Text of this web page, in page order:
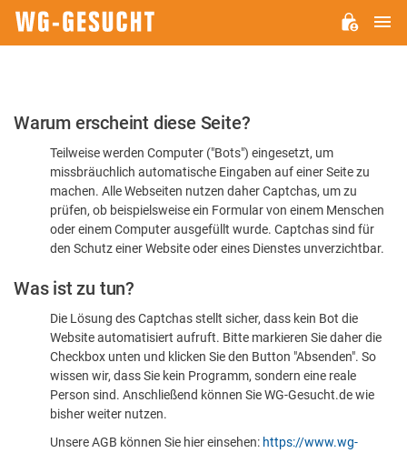
Bitte
dass
sind
Warum erscheint diese Seite?
Teilweise werden Computer ("Bots") eingesetzt, um
missbräuchlich automatische Eingaben auf einer Seite zu
machen. Alle Webseiten nutzen daher Captchas, um zu
prüfen, ob beispielsweise ein Formular von einem Menschen
oder einem Computer ausgefüllt wurde. Captchas sind für
den Schutz einer Website oder eines Dienstes unverzichtbar.
Was ist zu tun?
Die Lösung des Captchas stellt sicher, dass kein Bot die
Website automatisiert aufruft. Bitte markieren Sie daher die
Checkbox unten und klicken Sie den Button "Absenden". So
wissen wir, dass Sie kein Programm, sondern eine reale
Person sind. Anschließend können Sie WG-Gesucht.de wie
bisher weiter nutzen.
Unsere AGB können Sie hier einsehen: https://www.wg-